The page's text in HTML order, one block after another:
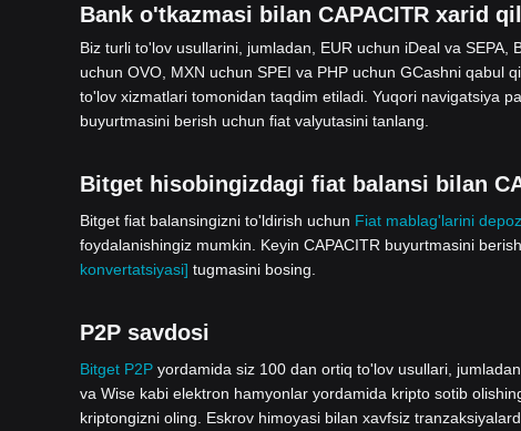
Bank o'tkazmasi bilan CAPACITR xarid
Biz turli to'lov usullarini, jumladan, EUR uchun iDeal va SEPA,
uchun OVO, MXN uchun SPEI va PHP uchun GCashni qabul
to'lov xizmatlari tomonidan taqdim etiladi. Yuqori navigatsiya
buyurtmasini berish uchun fiat valyutasini tanlang.
Bitget hisobingizdagi fiat balansi bilan
Bitget fiat balansingizni to'ldirish uchun Fiat mablag'larini
foydalanishingiz mumkin. Keyin CAPACITR buyurtmasini
konvertatsiyasi] tugmasini bosing.
P2P savdosi
Bitget P2P yordamida siz 100 dan ortiq to'lov usullari,
va Wise kabi elektron hamyonlar yordamida kripto sotib
kriptongizni oling. Eskrov himoyasi bilan xavfsiz